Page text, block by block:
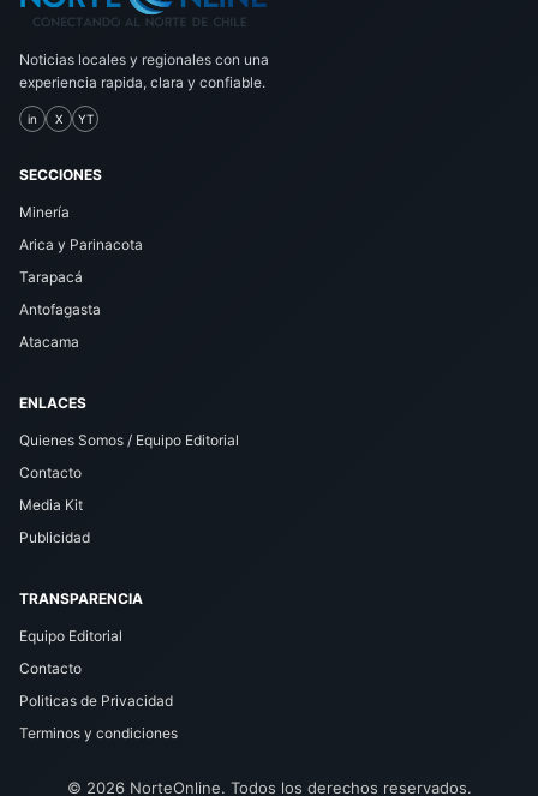
Noticias locales y regionales con una
experiencia rapida, clara y confiable.
in X YT
SECCIONES
Minería
Arica y Parinacota
Tarapacá
Antofagasta
Atacama
ENLACES
Quienes Somos / Equipo Editorial
Contacto
Media Kit
Publicidad
TRANSPARENCIA
Equipo Editorial
Contacto
Politicas de Privacidad
Terminos y condiciones
© 2026 NorteOnline. Todos los derechos reservados.